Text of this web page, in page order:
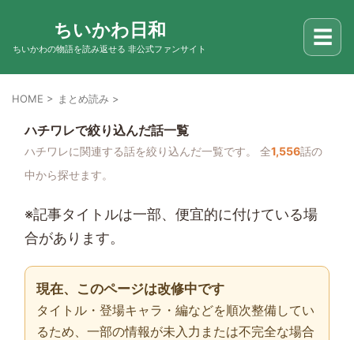
ちいかわ日和
ちいかわの物語を読み返せる 非公式ファンサイト ☰
HOME > まとめ読み >
ハチワレで絞り込んだ話一覧
ハチワレに関連する話を絞り込んだ一覧です。 全1,556話の
中から探せます。
※記事タイトルは一部、便宜的に付けている場
合があります。
現在、このページは改修中です
タイトル・登場キャラ・編などを順次整備してい
るため、一部の情報が未入力または不完全な場合